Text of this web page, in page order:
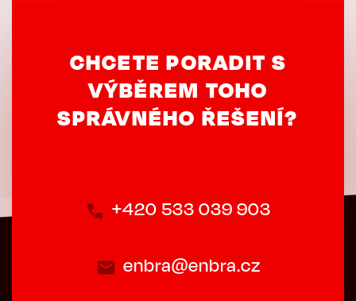
CHCETE PORADIT S
VÝBĚREM TOHO
SPRÁVNÉHO ŘEŠENÍ?
+420 533 039 903
enbra@enbra.cz